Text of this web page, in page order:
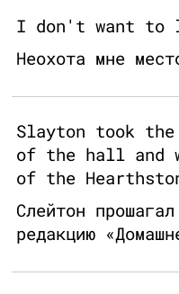
I don't want to
Неохота мне
Slayton took
of the hall and
of the
Слейтон
редакцию